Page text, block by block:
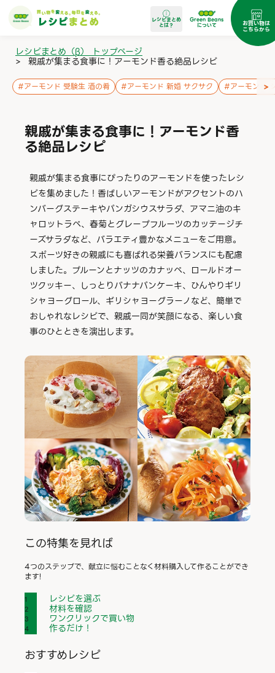
レシピまとめ
とは？
Green Beans
について お買い物は
こちらから
レシピまとめ（β） トップページ
> 親戚が集まる食事に！アーモンド香る絶品レシピ
#アーモンド 受験生 酒の肴 #アーモンド 新婚 サクサク #アーモンド
>
親戚が集まる食事に！アーモンド香
る絶品レシピ
親戚が集まる食事にぴったりのアーモンドを使ったレシ
ピを集めました！香ばしいアーモンドがアクセントのハ
ンバーグステーキやパンガシウスサラダ、アマニ油のキ
ャロットラペ、春菊とグレープフルーツのカッテージチ
ーズサラダなど、バラエティ豊かなメニューをご用意。
スポーツ好きの親戚にも喜ばれる栄養バランスにも配慮
しました。プルーンとナッツのカナッペ、ロールドオー
ツクッキー、しっとりバナナパンケーキ、ひんやりギリ
シャヨーグロール、ギリシャヨーグラーノなど、簡単で
おしゃれなレシピで、親戚一同が笑顔になる、楽しい食
事のひとときを演出します。
この特集を見れば
4つのステップで、献立に悩むことなく材料購入して作ることができ
ます!
レシピを選ぶ
材料を確認
ワンクリックで買い物
作るだけ！
おすすめレシピ